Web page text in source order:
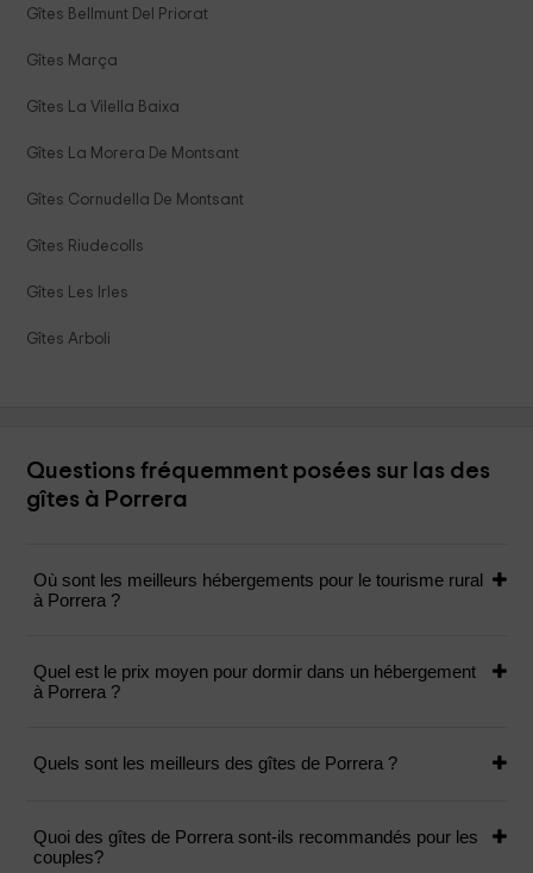
Gîtes Bellmunt Del Priorat
Gîtes Marça
Gîtes La Vilella Baixa
Gîtes La Morera De Montsant
Gîtes Cornudella De Montsant
Gîtes Riudecolls
Gîtes Les Irles
Gîtes Arboli
Questions fréquemment posées sur las des
gîtes à Porrera
Où sont les meilleurs hébergements pour le tourisme rural
à Porrera ?
Quel est le prix moyen pour dormir dans un hébergement
à Porrera ?
Quels sont les meilleurs des gîtes de Porrera ?
Quoi des gîtes de Porrera sont-ils recommandés pour les
couples?